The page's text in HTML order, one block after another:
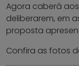
Agora caberá
deliberarem, em
proposta
Confira as fotos